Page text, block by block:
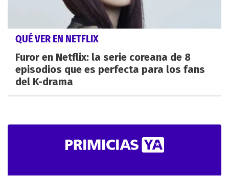
QUÉ VER EN NETFLIX
Furor en Netflix: la serie coreana de 8
episodios que es perfecta para los fans
del K-drama